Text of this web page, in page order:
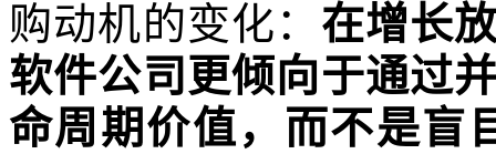
购动机的变化： 在增长
软件公司更倾向于通过
命周期价值，而不是盲